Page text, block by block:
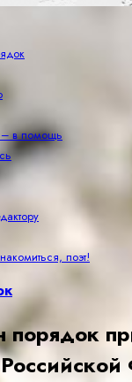
– в помощь
поэт!
порядок